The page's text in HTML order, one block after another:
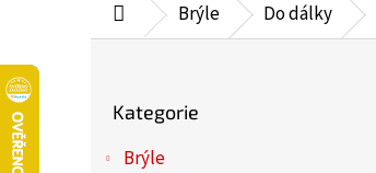
DomůBrýle Do dálky
kategorie
Kategorie
Brýle